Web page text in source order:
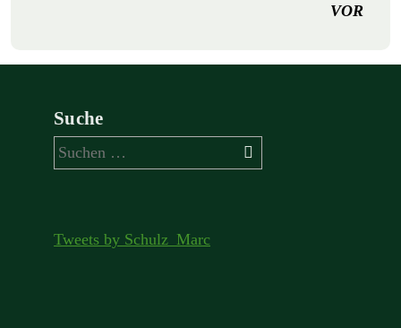
VOR
Suche
Suchen
nach:
Tweets by Schulz_Marc